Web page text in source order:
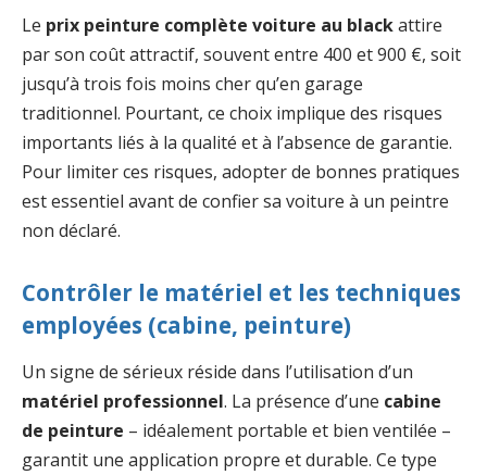
Le prix peinture complète voiture au blackattire
par son coût attractif, souvent entre 400 et 900 €, soit
jusqu’à trois fois moins cher qu’en garage
traditionnel. Pourtant, ce choix implique des risques
importants liés à la qualité et à l’absence de garantie.
Pour limiter ces risques, adopter de bonnes pratiques
est essentiel avant de confier sa voiture à un peintre
non déclaré.
Contrôler le matériel et les techniques
employées (cabine, peinture)
Un signe de sérieux réside dans l’utilisation d’un
matériel professionnel. La présence d’une cabine
de peinture – idéalement portable et bien ventilée –
garantit une application propre et durable. Ce type